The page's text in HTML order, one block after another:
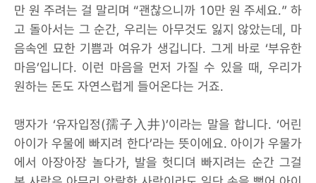
만 원 주려는 걸 말리며 “괜찮으니까 10만 원 주세요.” 하
고 돌아서는 그 순간, 우리는 아무것도 잃지 않았는데, 마
음속엔 묘한 기쁨과 여유가 생깁니다. 그게 바로 ‘부유한
마음’입니다. 이런 마음을 먼저 가질 수 있을 때, 우리가
원하는 돈도 자연스럽게 들어온다는 거죠.
맹자가 ‘유자입정(孺子入井)’이라는 말을 합니다. ‘어린
아이가 우물에 빠지려 한다’라는 뜻이에요. 아이가 우물가
에서 아장아장 놀다가, 발을 헛디뎌 빠지려는 순간 그걸